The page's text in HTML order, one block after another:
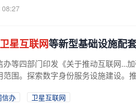
卫星互联网等新型基础设施配
等四部门印发《关于推动互联网...
范围。探索数字身份服务设施建设。
信办
卫星互联网